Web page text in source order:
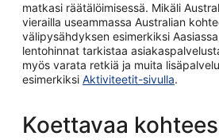
matkasi räätälöimisessä. Mikäli
vierailla useammassa Australian
välipysähdyksen esimerkiksi
lentohinnat tarkistaa
myös varata retkiä ja muita
esimerkiksi Aktiviteetit-sivulla.
Koettavaa